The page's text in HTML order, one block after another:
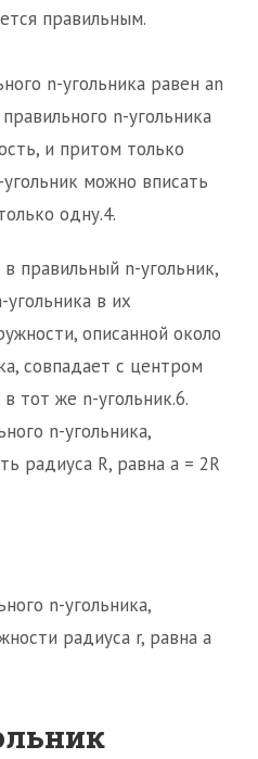
правильным.
n-угольника равен аn
n-угольника
и притом только
можно вписать
одну.4.
правильный n-угольник,
угольника в их
описанной около
совпадает с центром
тот же n-угольник.6.
n-угольника,
радиуса R, равна а = 2R
n-угольника,
радиуса r, равна а